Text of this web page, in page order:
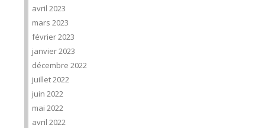
avril 2023
mars 2023
février 2023
janvier 2023
décembre 2022
juillet 2022
juin 2022
mai 2022
avril 2022